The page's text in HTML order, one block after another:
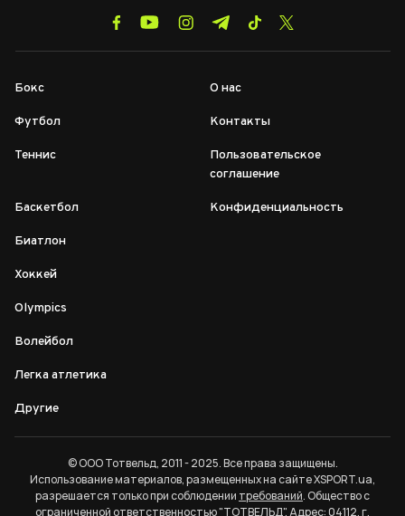
Бокс
Футбол
Теннис
Баскетбол
Биатлон
Хоккей
Olympics
Волейбол
Легка атлетика
Другие
О нас
Контакты
Пользовательское
соглашение
Конфиденциальность
© ООО Тотвельд, 2011 - 2025. Все права защищены.
Использование материалов, размещенных на сайте XSPORT.ua,
разрешается только при соблюдении требований. Общество с
ограниченной ответственностью "ТОТВЕЛЬД". Адрес: 04112, г.